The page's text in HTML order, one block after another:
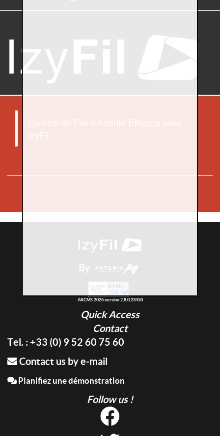
Gestion de File d'Attente Efficace avec
IzyFil
By
AKCMS 2026 version 2.8.0.23450
Quick Access
Contact
Tel. : +33 (0) 9 52 60 75 60
Contact us by e-mail
Planifiez une démonstration
Follow us !